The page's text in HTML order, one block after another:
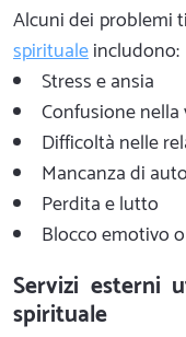
Alcuni dei problemi
spiritualeincludono:
Stress e ansia
Confusione
Difficoltà nelle
Mancanza di
Perdita e lutto
Blocco emotivo
Servizi esterni
spirituale